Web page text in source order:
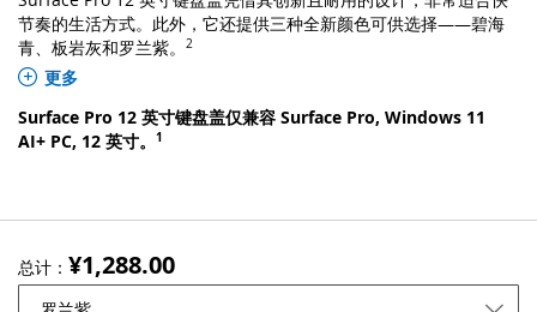
节奏的生活方式。此外，它还提供三种全新颜色可供选择——碧海
青、板岩灰和罗兰紫。 2
看技术规格。
更多
Surface Pro 12 英寸键盘盖仅兼容 Surface Pro, Windows 11
AI+ PC, 12 英寸。 1
总计： ¥1,288.00